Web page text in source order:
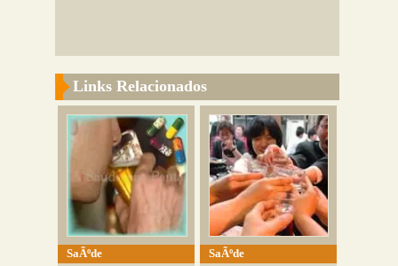
Links Relacionados
SaÃºde
SaÃºde